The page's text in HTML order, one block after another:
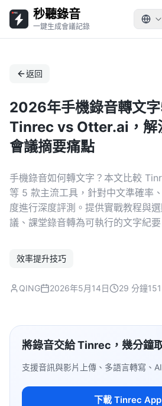
秒聽錄音
一鍵生成會議記錄
返回
2026年手機錄音轉文字
Tinrec vs Otter.ai，解
會議摘要痛點
手機錄音如何轉文字？本文比較
等 5 款主流工具，針對中文準確率
度進行深度評測。提供實戰教程與
議、課堂錄音轉為可執行的文字紀
效率提升技巧
QING 2026年5月14日 29 分鐘
將錄音交給 Tinrec，幾分鐘
支援音訊與影片上傳、多語言轉寫、
下載 Tinrec App